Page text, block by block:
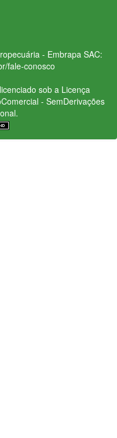
- Embrapa SAC:
fale-conosco
sob a Licença
- SemDerivações